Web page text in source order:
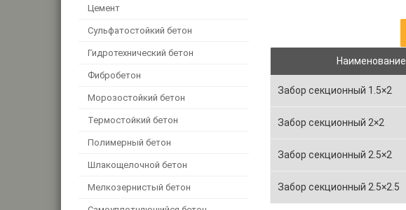
Цемент
Сульфатостойкий бетон
Гидротехнический бетон
Фибробетон
Морозостойкий бетон
Термостойкий бетон
Полимерный бетон
Шлакощелочной бетон
Мелкозернистый бетон
Наименование
Забор секционный 1.5×2
Забор секционный 2×2
Забор секционный 2.5×2
Забор секционный 2.5×2.5